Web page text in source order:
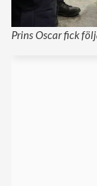
Prins Oscar fick